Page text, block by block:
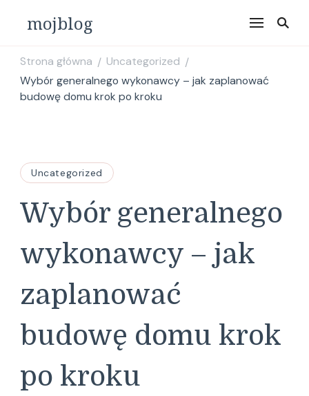
mojblog
Strona główna / Uncategorized /
Wybór generalnego wykonawcy – jak zaplanować
budowę domu krok po kroku
Uncategorized
Wybór generalnego
wykonawcy – jak
zaplanować
budowę domu krok
po kroku